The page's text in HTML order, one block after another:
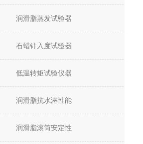
润滑脂蒸发试验器
石蜡针入度试验器
低温转矩试验仪器
润滑脂抗水淋性能
润滑脂滚筒安定性